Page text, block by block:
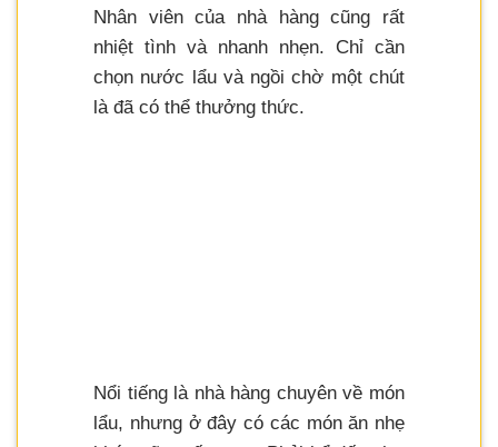
Nhân viên của nhà hàng cũng rất
nhiệt tình và nhanh nhẹn. Chỉ cần
chọn nước lẩu và ngồi chờ một chút
là đã có thể thưởng thức.
Nổi tiếng là nhà hàng chuyên về món
lẩu, nhưng ở đây có các món ăn nhẹ